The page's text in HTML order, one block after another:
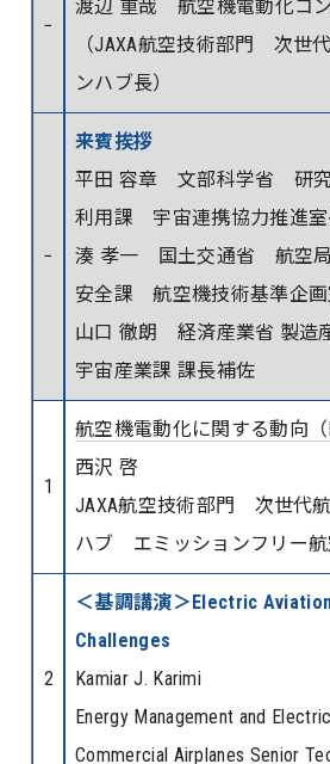
−
渡辺 重哉 航空機電動化コ
（JAXA航空技術部門 次世
ンハブ長）
−
来賓挨拶
平田 容章 文部科学省 研
利用課 宇宙連携協力推進
湊 孝一 国土交通省 航空
安全課 航空機技術基準企画
山口 徹朗 経済産業省 製造
宇宙産業課 課長補佐
1
航空機電動化に関する動向（
西沢 啓
JAXA航空技術部門 次世代
ハブ エミッションフリー航
2
＜基調講演＞Electric
Challenges
Kamiar J. Karimi
Energy Management and
Commercial Airplanes Senior